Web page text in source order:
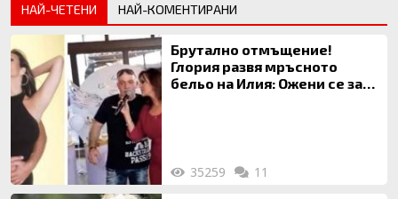
НАЙ-ЧЕТЕНИ НАЙ-КОМЕНТИРАНИ
Брутално отмъщение!
Глория развя мръсното
бельо на Илия: Ожени се за
35259 11